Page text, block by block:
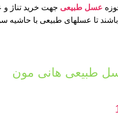
عسل طبیعی جهت خرید تناژ و
باشند تا عسلهای طبیعی با حاشیه
طبیعی هانی مون